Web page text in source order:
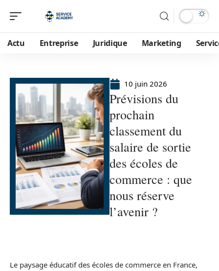
Actu Entreprise Juridique Marketing
10 juin 2026
Prévisions du
prochain
classement du
salaire de sortie
des écoles de
commerce : que
nous réserve
l’avenir ?
Le paysage éducatif des écoles de commerce en France,